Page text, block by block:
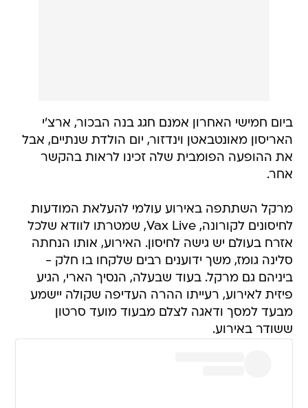
ביום חמישי האחרון אמנם חגג בנה הבכור, ארצ'י
האריסון מאונטבאטן וינדזור, יום הולדת שנתיים, אבל
את ההופעה הפומבית שלה זכינו לראות בהקשר
אחר.
מרקל השתתפה באירוע עולמי להעלאת המודעות
לחיסונים לקורונה, Vax Live, שמטרתו לוודא שלכל
אזרח בעולם יש גישה לחיסון. האירוע, אותו הנחתה
סלינה גומז, משך ידוענים רבים שלקחו בו חלק -
ביניהם גם מרקל. בעוד שבעלה, הנסיך הארי, הגיע
פיזית לאירוע, רעייתו ההרה העדיפה שקולה יישמע
מבעד למסך ודאגה לצלם מבעוד מועד סרטון
ששודר באירוע.